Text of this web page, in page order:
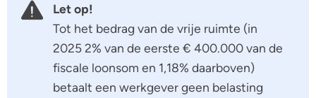
Let op!
Tot het bedrag van de vrije ruimte (in
2025 2% van de eerste € 400.000 van de
fiscale loonsom en 1,18% daarboven)
betaalt een werkgever geen belasting